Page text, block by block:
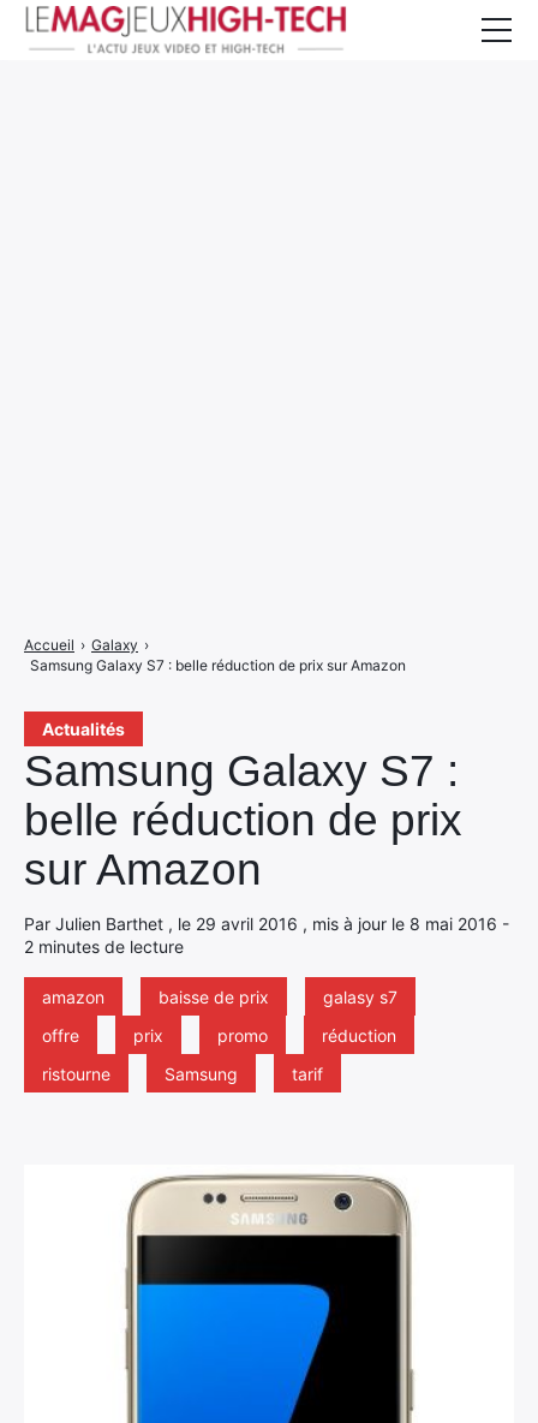
Actualités
Samsung Galaxy S7 :
belle réduction de prix
sur Amazon
Par Julien Barthet , le 29 avril 2016 , mis à jour le 8 mai 2016 -
2 minutes de lecture
amazon baisse de prix
galasy s7
offre
prix promo
réduction
ristourne
Samsung tarif
Accueil › Galaxy ›
Samsung Galaxy S7 : belle réduction de prix sur Amazon